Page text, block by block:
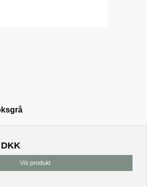
Vis produkt